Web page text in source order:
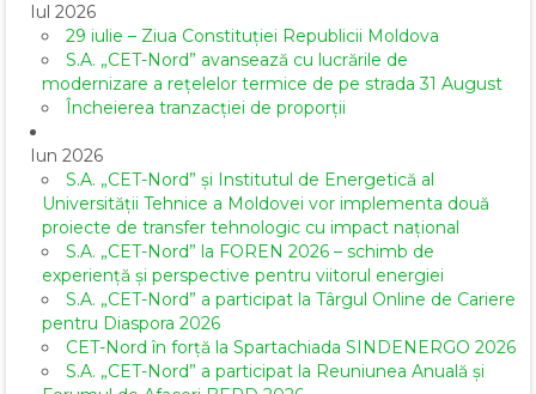
Iul 2026
29 iulie – Ziua Constituției Republicii Moldova
S.A. „CET-Nord” avansează cu lucrările de
modernizare a rețelelor termice de pe strada 31 August
Încheierea tranzacției de proporții
Iun 2026
S.A. „CET-Nord” și Institutul de Energetică al
Universității Tehnice a Moldovei vor implementa două
proiecte de transfer tehnologic cu impact național
S.A. „CET-Nord” la FOREN 2026 – schimb de
experiență și perspective pentru viitorul energiei
S.A. „CET-Nord” a participat la Târgul Online de Cariere
pentru Diaspora 2026
CET-Nord în forță la Spartachiada SINDENERGO 2026
S.A. „CET-Nord” a participat la Reuniunea Anuală și